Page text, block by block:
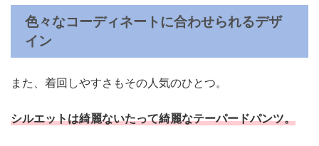
色々なコーディネートに合わせられるデザ
イン
また、着回しやすさもその人気のひとつ。
シルエットは綺麗ないたって綺麗なテーパードパンツ。